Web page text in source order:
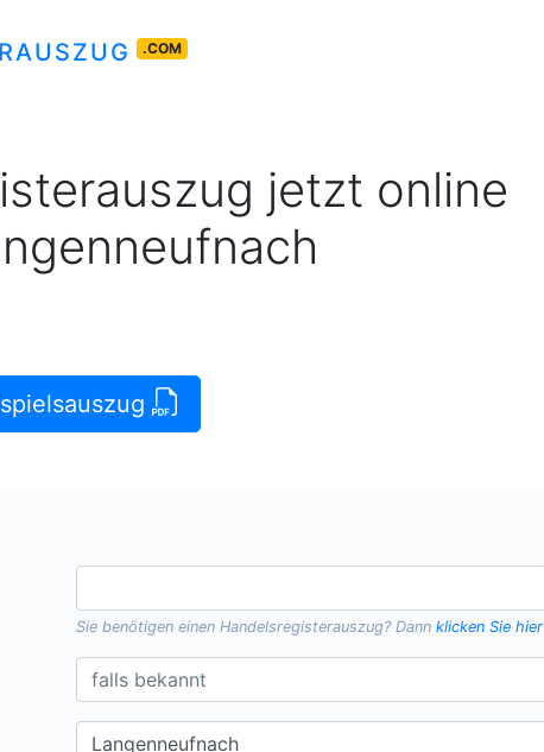
.COM
jetzt online
Auszüge
Sie benötigen einenHandelsregisterauszug? Dannklicken Sie hier